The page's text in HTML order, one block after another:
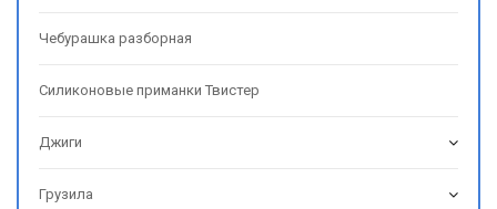
Чебурашка разборная
Силиконовые приманки Твистер
Джиги
Грузила